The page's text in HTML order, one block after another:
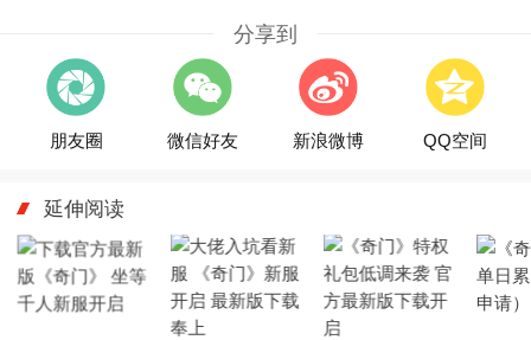
分享到
朋友圈 微信好友 新浪微博 QQ空间
延伸阅读